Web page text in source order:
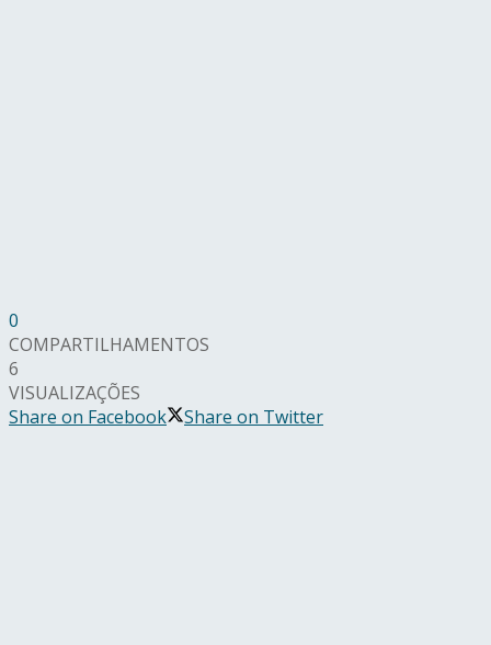
0
COMPARTILHAMENTOS
6
VISUALIZAÇÕES
Share on Facebook
Share on Twitter